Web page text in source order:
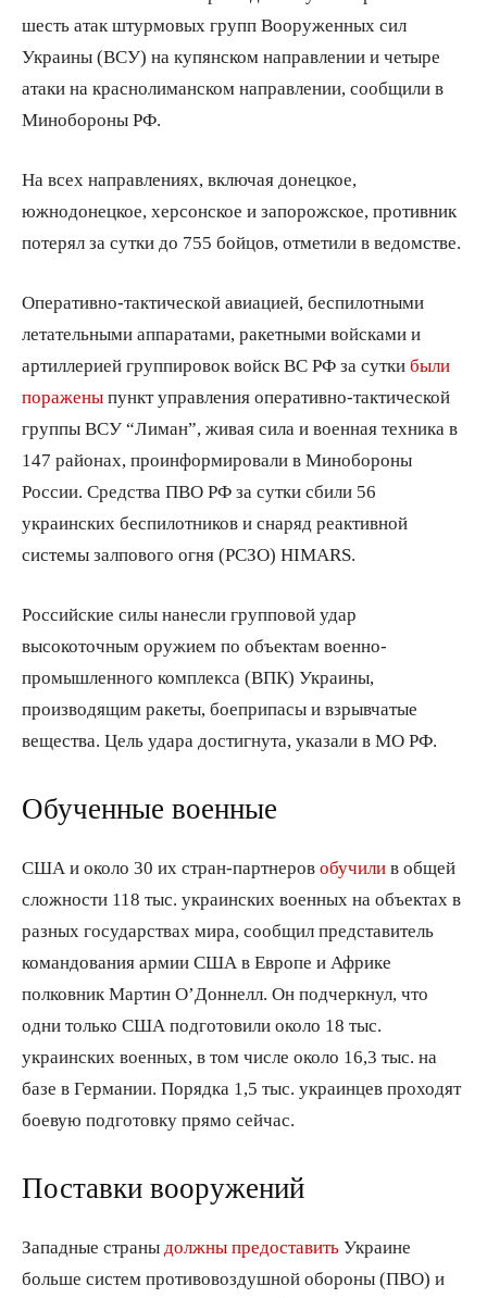
шесть атак штурмовых групп Вооруженных сил
Украины (ВСУ) на купянском направлении и четыре
атаки на краснолиманском направлении, сообщили в
Минобороны РФ.
На всех направлениях, включая донецкое,
южнодонецкое, херсонское и запорожское, противник
потерял за сутки до 755 бойцов, отметили в ведомстве.
Оперативно-тактической авиацией, беспилотными
летательными аппаратами, ракетными войсками и
артиллерией группировок войск ВС РФ за сутки были
поражены пункт управления оперативно-тактической
группы ВСУ “Лиман”, живая сила и военная техника в
147 районах, проинформировали в Минобороны
России. Средства ПВО РФ за сутки сбили 56
украинских беспилотников и снаряд реактивной
системы залпового огня (РСЗО) HIMARS.
Российские силы нанесли групповой удар
высокоточным оружием по объектам военно-
промышленного комплекса (ВПК) Украины,
производящим ракеты, боеприпасы и взрывчатые
вещества. Цель удара достигнута, указали в МО РФ.
Обученные военные
США и около 30 их стран-партнеров обучили в общей
сложности 118 тыс. украинских военных на объектах в
разных государствах мира, сообщил представитель
командования армии США в Европе и Африке
полковник Мартин О’Доннелл. Он подчеркнул, что
одни только США подготовили около 18 тыс.
украинских военных, в том числе около 16,3 тыс. на
базе в Германии. Порядка 1,5 тыс. украинцев проходят
боевую подготовку прямо сейчас.
Поставки вооружений
Западные страны должны предоставить Украине
больше систем противовоздушной обороны (ПВО) и